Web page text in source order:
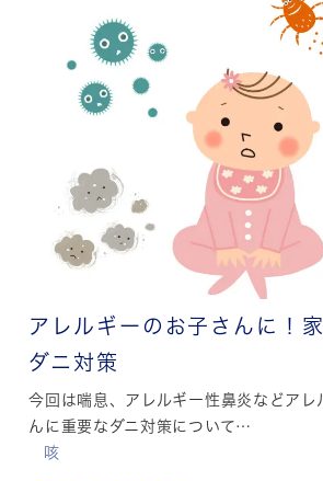
アレルギーのお子さんに！
ダニ対策
今回は喘息、アレルギー性鼻炎などアレ
んに重要なダニ対策について…
咳